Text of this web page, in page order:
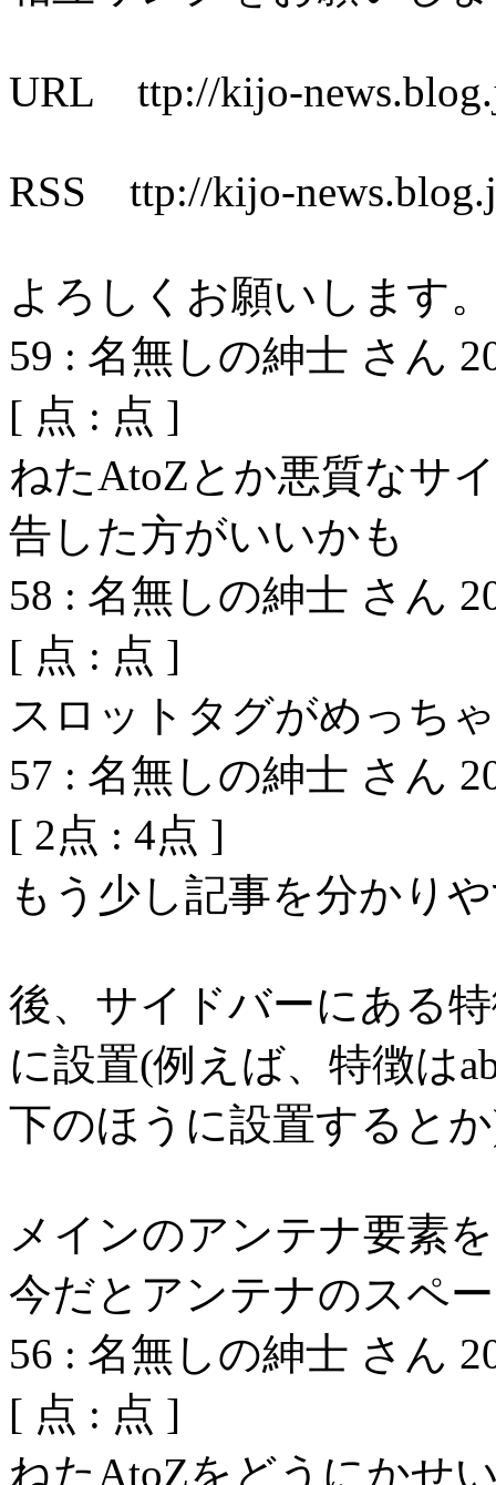
URL ttp://kijo-
RSS ttp://kijo-
よろしくお願いします。
59 : 名無しの紳士 さん
[ 点 : 点 ]
ねたAtoZとか悪質なサ
告した方がいいかも
58 : 名無しの紳士 さん
[ 点 : 点 ]
スロットタグがめっち
57 : 名無しの紳士 さん
[ 2点 : 4点 ]
もう少し記事を分かり
後、サイドバーにある
に設置(例えば、特徴は
下のほうに設置すると
メインのアンテナ要素
今だとアンテナのスペ
56 : 名無しの紳士 さん
[ 点 : 点 ]
ねたAtoZをどうにかせ